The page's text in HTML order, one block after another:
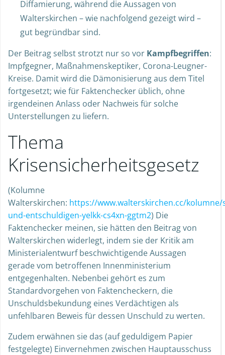
Diffamierung, während die Aussagen von
Walterskirchen – wie nachfolgend gezeigt wird –
gut begründbar sind.
Der Beitrag selbst strotzt nur so vor Kampfbegriffen:
Impfgegner, Maßnahmenskeptiker, Corona-Leugner-
Kreise. Damit wird die Dämonisierung aus dem Titel
fortgesetzt; wie für Faktenchecker üblich, ohne
irgendeinen Anlass oder Nachweis für solche
Unterstellungen zu liefern.
Thema
Krisensicherheitsgesetz
(Kolumne
Walterskirchen: https://www.walterskirchen.cc/kolumne/
und-entschuldigen-yelkk-cs4xn-ggtm2) Die
Faktenchecker meinen, sie hätten den Beitrag von
Walterskirchen widerlegt, indem sie der Kritik am
Ministerialentwurf beschwichtigende Aussagen
gerade vom betroffenen Innenministerium
entgegenhalten. Nebenbei gehört es zum
Standardvorgehen von Faktencheckern, die
Unschuldsbekundung eines Verdächtigen als
unfehlbaren Beweis für dessen Unschuld zu werten.
Zudem erwähnen sie das (auf geduldigem Papier
festgelegte) Einvernehmen zwischen Hauptausschuss